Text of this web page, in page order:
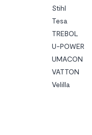
Stihl
Tesa
TREBOL
U-POWER
UMACON
VATTON
Velilla